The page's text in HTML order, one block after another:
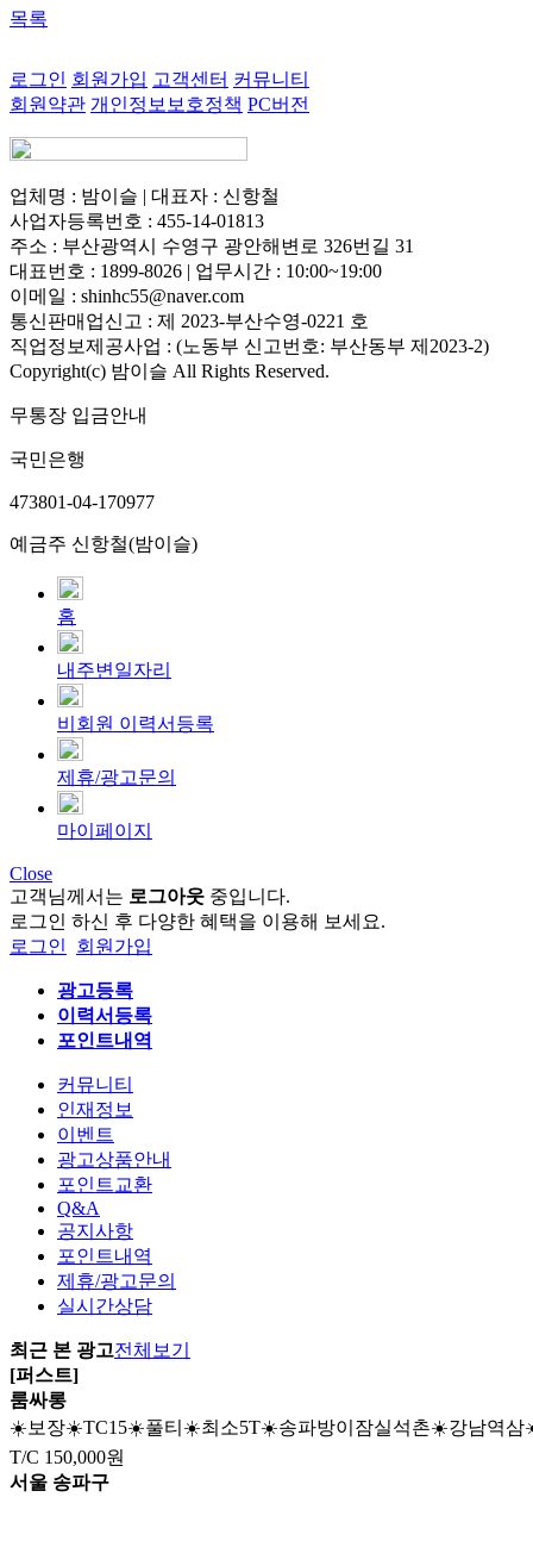
목록
로그인 회원가입 고객센터 커뮤니티
회원약관 개인정보보호정책 PC버전
업체명 : 밤이슬 | 대표자 : 신항철
사업자등록번호 : 455-14-01813
주소 : 부산광역시 수영구 광안해변로 326번길 31
대표번호 : 1899-8026 | 업무시간 : 10:00~19:00
이메일 : shinhc55@naver.com
통신판매업신고 : 제 2023-부산수영-0221 호
직업정보제공사업 : (노동부 신고번호: 부산동부 제2023-2)
Copyright(c) 밤이슬 All Rights Reserved.
무통장 입금안내
국민은행
473801-04-170977
예금주 신항철(밤이슬)
홈
내주변일자리
비회원 이력서등록
제휴/광고문의
마이페이지
Close
고객님께서는 로그아웃 중입니다.
로그인 하신 후 다양한 혜택을 이용해 보세요.
로그인
회원가입
광고등록
이력서등록
포인트내역
커뮤니티
인재정보
이벤트
광고상품안내
포인트교환
Q&A
공지사항
포인트내역
제휴/광고문의
실시간상담
최근 본 광고전체보기
[퍼스트]
룸싸롱
☀️보장☀️TC15☀️풀티☀️최소5T☀️송파방이잠실석촌☀️강남역삼
T/C 150,000원
서울 송파구